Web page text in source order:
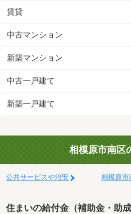
賃貸
中古マンション
新築マンション
中古一戸建て
新築一戸建て
相模原市南区
公共サービスや治安 相模原市
住まいの給付金（補助金・助成